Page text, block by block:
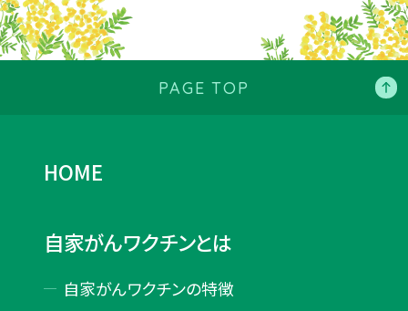
PAGE TOP
HOME
自家がんワクチンとは
自家がんワクチンの特徴